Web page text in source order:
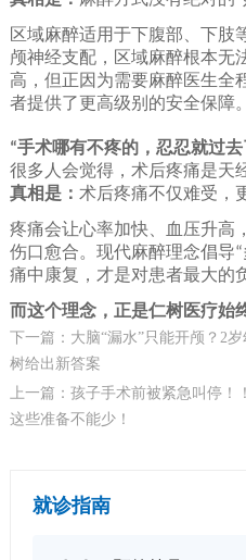
区域麻醉适用于下腹部、下肢
颅神经支配，区域麻醉根本无
高，但正因为需要麻醉医生全
者提供了更高级别的安全保障。
“手术哪有不疼的，忍忍就过去
很多人会觉得，术后疼痛是天
真相是： 术后疼痛不仅难受，
疼痛会让心率加快、血压升高
伤口愈合。现代麻醉理念倡导“
痛中康复，才是对患者最大的
而这个理念，正是仁树医疗始
下一篇：大脑“漏水”只能开颅？2
树给出新答案
上一篇：孩子手术前被紧急叫停！
这些准备不能少！
就诊指南